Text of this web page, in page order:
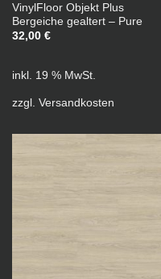
VinylFloor Objekt Plus
Bergeiche gealtert – Pure
32,00 €
inkl. 19 % MwSt.
zzgl. Versandkosten